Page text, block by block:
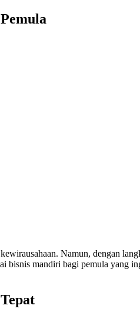
Namun, dengan
mandiri bagi pemula yang